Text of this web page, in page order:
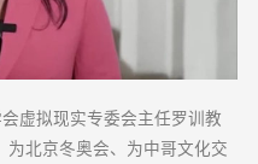
虚拟现实专委会主任罗训教
北京冬奥会、为中哥文化交